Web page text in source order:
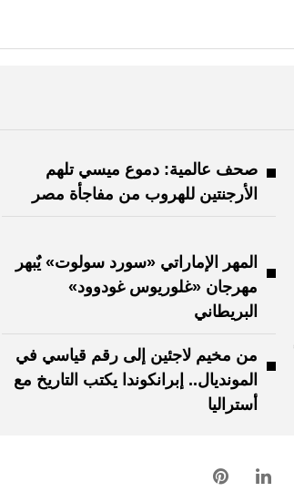
صحف عالمية: دموع ميسي تلهم
الأرجنتين للهروب من مفاجأة مصر
المهر الإماراتي «سورد سولوت» يٌبهر
مهرجان «غلوريوس غودوود»
البريطاني
من مخيم لاجئين إلى رقم قياسي في
المونديال.. إبرانكوندا يكتب التاريخ مع
أستراليا